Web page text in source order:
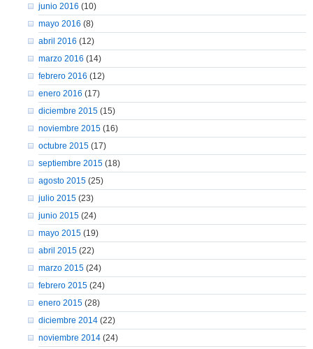
junio 2016 (10)
mayo 2016 (8)
abril 2016 (12)
marzo 2016 (14)
febrero 2016 (12)
enero 2016 (17)
diciembre 2015(15)
noviembre 2015(16)
octubre 2015(17)
septiembre 2015(18)
agosto 2015(25)
julio 2015(23)
junio 2015(24)
mayo 2015(19)
abril 2015(22)
marzo 2015(24)
febrero 2015(24)
enero 2015(28)
diciembre 2014(22)
noviembre 2014(24)